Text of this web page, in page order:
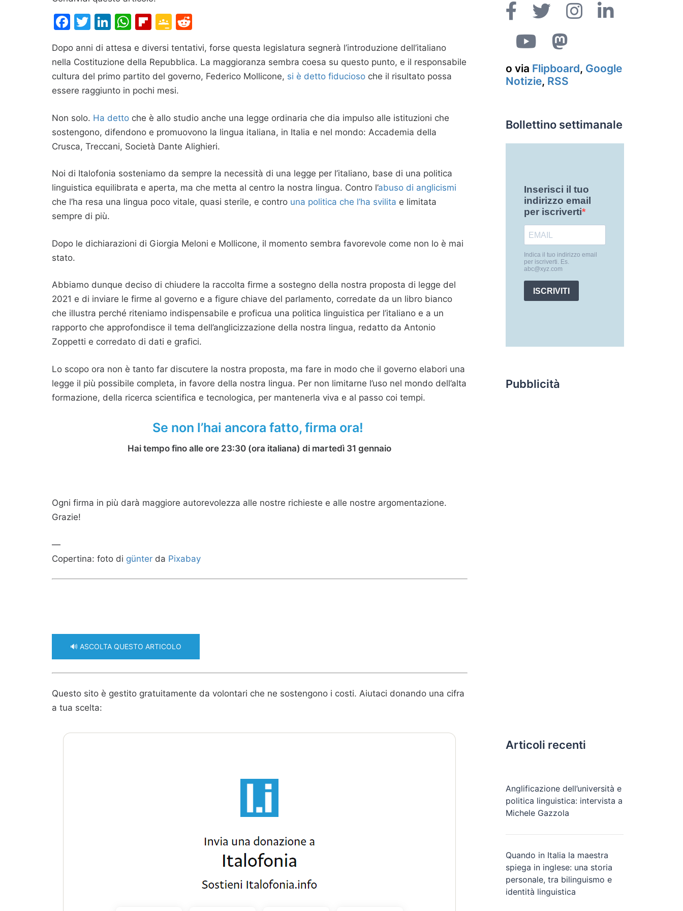
Facebook
Twitter
LinkedIn
WhatsApp
Flipboard
Google
Dopo anni di attesa e diversi tentativi, forse questa legislatura segnerà l’introduzione dell’italiano
nella Costituzione della Repubblica. La maggioranza sembra coesa su questo punto, e il responsabile
cultura del primo partito del governo, Federico Mollicone, si è detto fiducioso che il risultato possa
essere raggiunto in pochi mesi.
Non solo. Ha detto che è allo studio anche una legge ordinaria che dia impulso alle istituzioni che
sostengono, difendono e promuovono la lingua italiana, in Italia e nel mondo: Accademia della
Crusca, Treccani, Società Dante Alighieri.
Noi di Italofonia sosteniamo da sempre la necessità di una legge per l’italiano, base di una politica
linguistica equilibrata e aperta, ma che metta al centro la nostra lingua. Contro l’abuso di anglicismi
che l’ha resa una lingua poco vitale, quasi sterile, e contro una politica che l’ha svilita e limitata
sempre di più.
Dopo le dichiarazioni di Giorgia Meloni e Mollicone, il momento sembra favorevole come non lo è mai
stato.
Abbiamo dunque deciso di chiudere la raccolta firme a sostegno della nostra proposta di legge del
2021 e di inviare le firme al governo e a figure chiave del parlamento, corredate da un libro bianco
che illustra perché riteniamo indispensabile e proficua una politica linguistica per l’italiano e a un
rapporto che approfondisce il tema dell’anglicizzazione della nostra lingua, redatto da Antonio
Zoppetti e corredato di dati e grafici.
Lo scopo ora non è tanto far discutere la nostra proposta, ma fare in modo che il governo elabori una
legge il più possibile completa, in favore della nostra lingua. Per non limitarne l’uso nel mondo dell’alta
formazione, della ricerca scientifica e tecnologica, per mantenerla viva e al passo coi tempi.
Se non l’hai ancora fatto, firma ora!
Hai tempo fino alle ore 23:30 (ora italiana) di martedì 31 gennaio
Ogni firma in più darà maggiore autorevolezza alle nostre richieste e alle nostre argomentazione.
Grazie!
—
Copertina: foto di günter da Pixabay
🔊 ASCOLTA QUESTO ARTICOLO
Questo sito è gestito gratuitamente da volontari che ne sostengono i costi. Aiutaci donando una cifra
a tua scelta:
o via Flipboard, Google
Notizie, RSS
Bollettino settimanale
Pubblicità
Articoli recenti
Anglificazione dell’università e
politica linguistica: intervista a
Michele Gazzola
Quando in Italia la maestra
spiega in inglese: una storia
personale, tra bilinguismo e
identità linguistica